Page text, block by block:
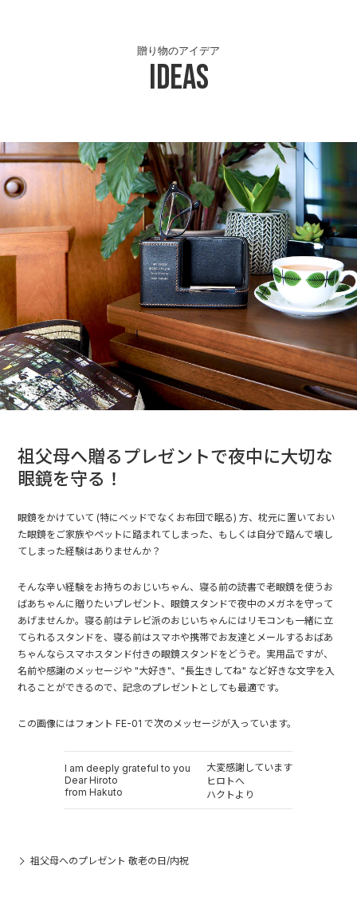
Ideas
贈り物のアイデア
祖父母へ贈るプレゼントで夜中に大切な
眼鏡を守る！
眼鏡をかけていて (特にベッドでなくお布団で眠る) 方、枕元に置いておい
た眼鏡をご家族やペットに踏まれてしまった、もしくは自分で踏んで壊し
てしまった経験はありませんか？
そんな辛い経験をお持ちのおじいちゃん、寝る前の読書で老眼鏡を使うお
ばあちゃんに贈りたいプレゼント、眼鏡スタンドで夜中のメガネを守って
あげませんか。寝る前はテレビ派のおじいちゃんにはリモコンも一緒に立
てられるスタンドを、寝る前はスマホや携帯でお友達とメールするおばあ
ちゃんならスマホスタンド付きの眼鏡スタンドをどうぞ。実用品ですが、
名前や感謝のメッセージや "大好き"、"長生きしてね" など好きな文字を入
れることができるので、記念のプレゼントとしても最適です。
この画像にはフォント FE-01 で次のメッセージが入っています。
I am deeply grateful to you
Dear Hiroto
from Hakuto
大変感謝しています
ヒロトへ
ハクトより
祖父母へのプレゼント 敬老の日/内祝